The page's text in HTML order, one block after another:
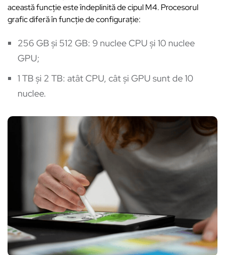
această funcție este îndeplinită de cipul M4. Procesorul
grafic diferă în funcție de configurație:
256 GB și 512 GB: 9 nuclee CPU și 10 nuclee
GPU;
1 TB și 2 TB: atât CPU, cât și GPU sunt de 10
nuclee.